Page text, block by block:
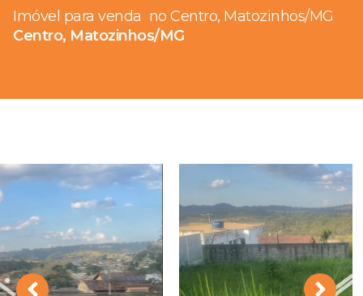
Imóvel para venda no Centro, Matozinhos/MG
Centro, Matozinhos/MG